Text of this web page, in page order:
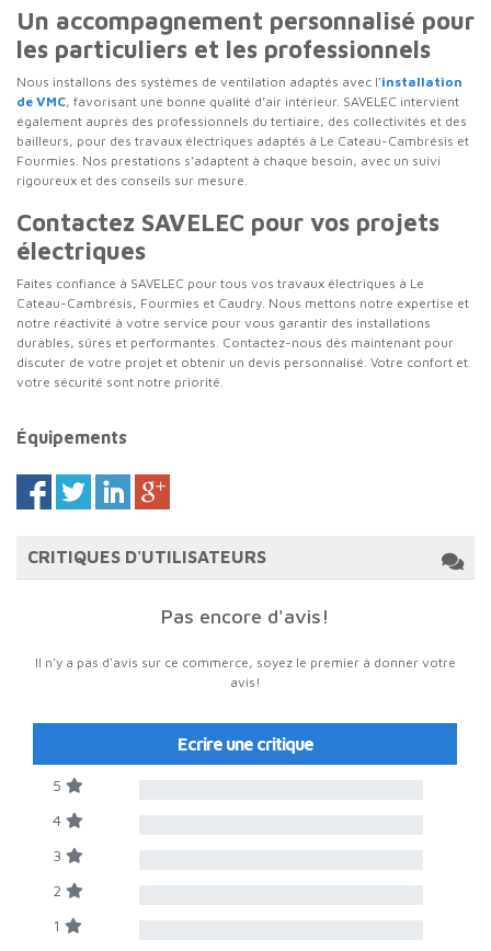
Un accompagnement personnalisé pour
les particuliers et les professionnels
Nous installons des systèmes de ventilation adaptés avec l’installation
de VMC, favorisant une bonne qualité d’air intérieur. SAVELEC intervient
également auprès des professionnels du tertiaire, des collectivités et des
bailleurs, pour des travaux électriques adaptés à Le Cateau-Cambrésis et
Fourmies. Nos prestations s’adaptent à chaque besoin, avec un suivi
rigoureux et des conseils sur mesure.
Contactez SAVELEC pour vos projets
électriques
Faites confiance à SAVELEC pour tous vos travaux électriques à Le
Cateau-Cambrésis, Fourmies et Caudry. Nous mettons notre expertise et
notre réactivité à votre service pour vous garantir des installations
durables, sûres et performantes. Contactez-nous dès maintenant pour
discuter de votre projet et obtenir un devis personnalisé. Votre confort et
votre sécurité sont notre priorité.
Équipements
CRITIQUES D'UTILISATEURS
Pas encore d'avis!
Il n'y a pas d'avis sur ce commerce, soyez le premier à donner votre
avis!
Ecrire une critique
5
4
3
2
1